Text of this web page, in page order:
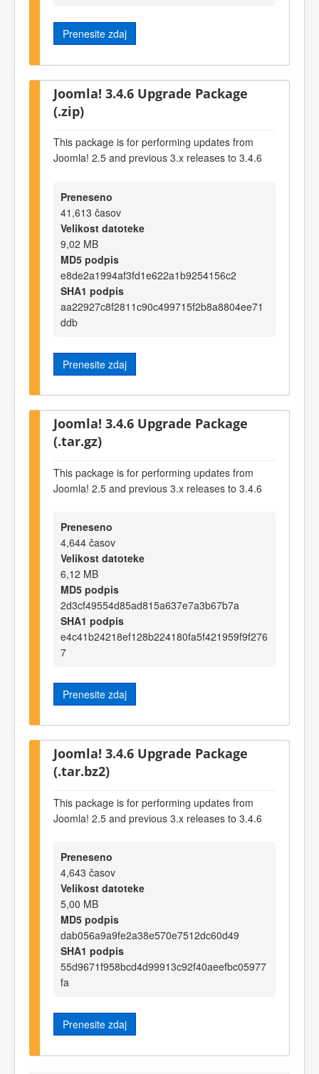
Prenesite zdaj
Joomla! 3.4.6 Upgrade Package
(.zip)
This package is for performing updates from
Joomla! 2.5 and previous 3.x releases to 3.4.6
Preneseno
41,613 časov
Velikost datoteke
9,02 MB
MD5 podpis
e8de2a1994af3fd1e622a1b9254156c2
SHA1 podpis
aa22927c8f2811c90c499715f2b8a8804ee71
ddb
Prenesite zdaj
Joomla! 3.4.6 Upgrade Package
(.tar.gz)
This package is for performing updates from
Joomla! 2.5 and previous 3.x releases to 3.4.6
Preneseno
4,644 časov
Velikost datoteke
6,12 MB
MD5 podpis
2d3cf49554d85ad815a637e7a3b67b7a
SHA1 podpis
e4c41b24218ef128b224180fa5f421959f9f276
7
Prenesite zdaj
Joomla! 3.4.6 Upgrade Package
(.tar.bz2)
This package is for performing updates from
Joomla! 2.5 and previous 3.x releases to 3.4.6
Preneseno
4,643 časov
Velikost datoteke
5,00 MB
MD5 podpis
dab056a9a9fe2a38e570e7512dc60d49
SHA1 podpis
55d9671f958bcd4d99913c92f40aeefbc05977
fa
Prenesite zdaj